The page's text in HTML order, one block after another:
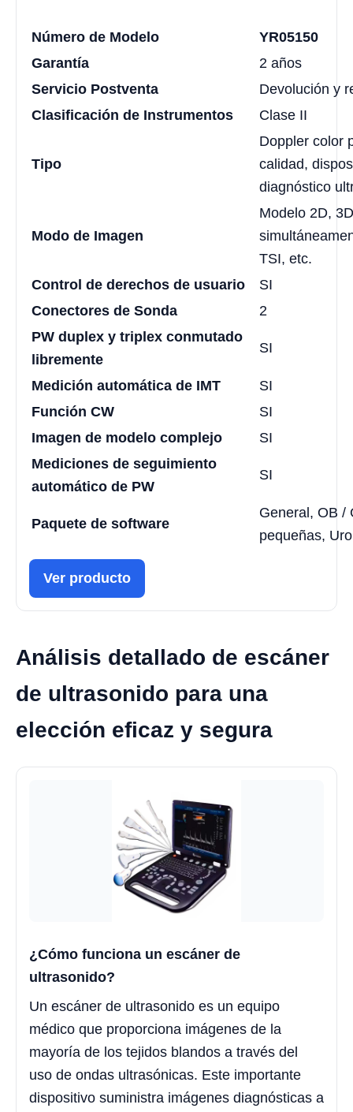
Número de Modelo
YR05150
Garantía
2 años
Servicio Postventa
Devolución y
Clasificación de Instrumentos
Clase II
Tipo
Doppler color
calidad,
diagnóstico
Modo de Imagen
Modelo 2D,
TSI, etc.
Control de derechos de usuario
SI
Conectores de Sonda
2
PW duplex y triplex conmutado
libremente
SI
Medición automática de IMT
SI
Función CW
SI
Imagen de modelo complejo
SI
Mediciones de seguimiento
automático de PW
SI
Paquete de software
General, OB /
pequeñas,
Ver producto
Análisis detallado de escáner
de ultrasonido para una
elección eficaz y segura
¿Cómo funciona un escáner de
ultrasonido?
Un escáner de ultrasonido es un equipo
médico que proporciona imágenes de la
mayoría de los tejidos blandos a través del
uso de ondas ultrasónicas. Este importante
dispositivo suministra imágenes diagnósticas a